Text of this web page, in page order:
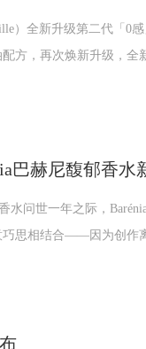
）全新升级第二代「0
方，再次焕新升级，全
巴赫尼馥郁香水
水问世一年之际，
巧思相结合——因为创作